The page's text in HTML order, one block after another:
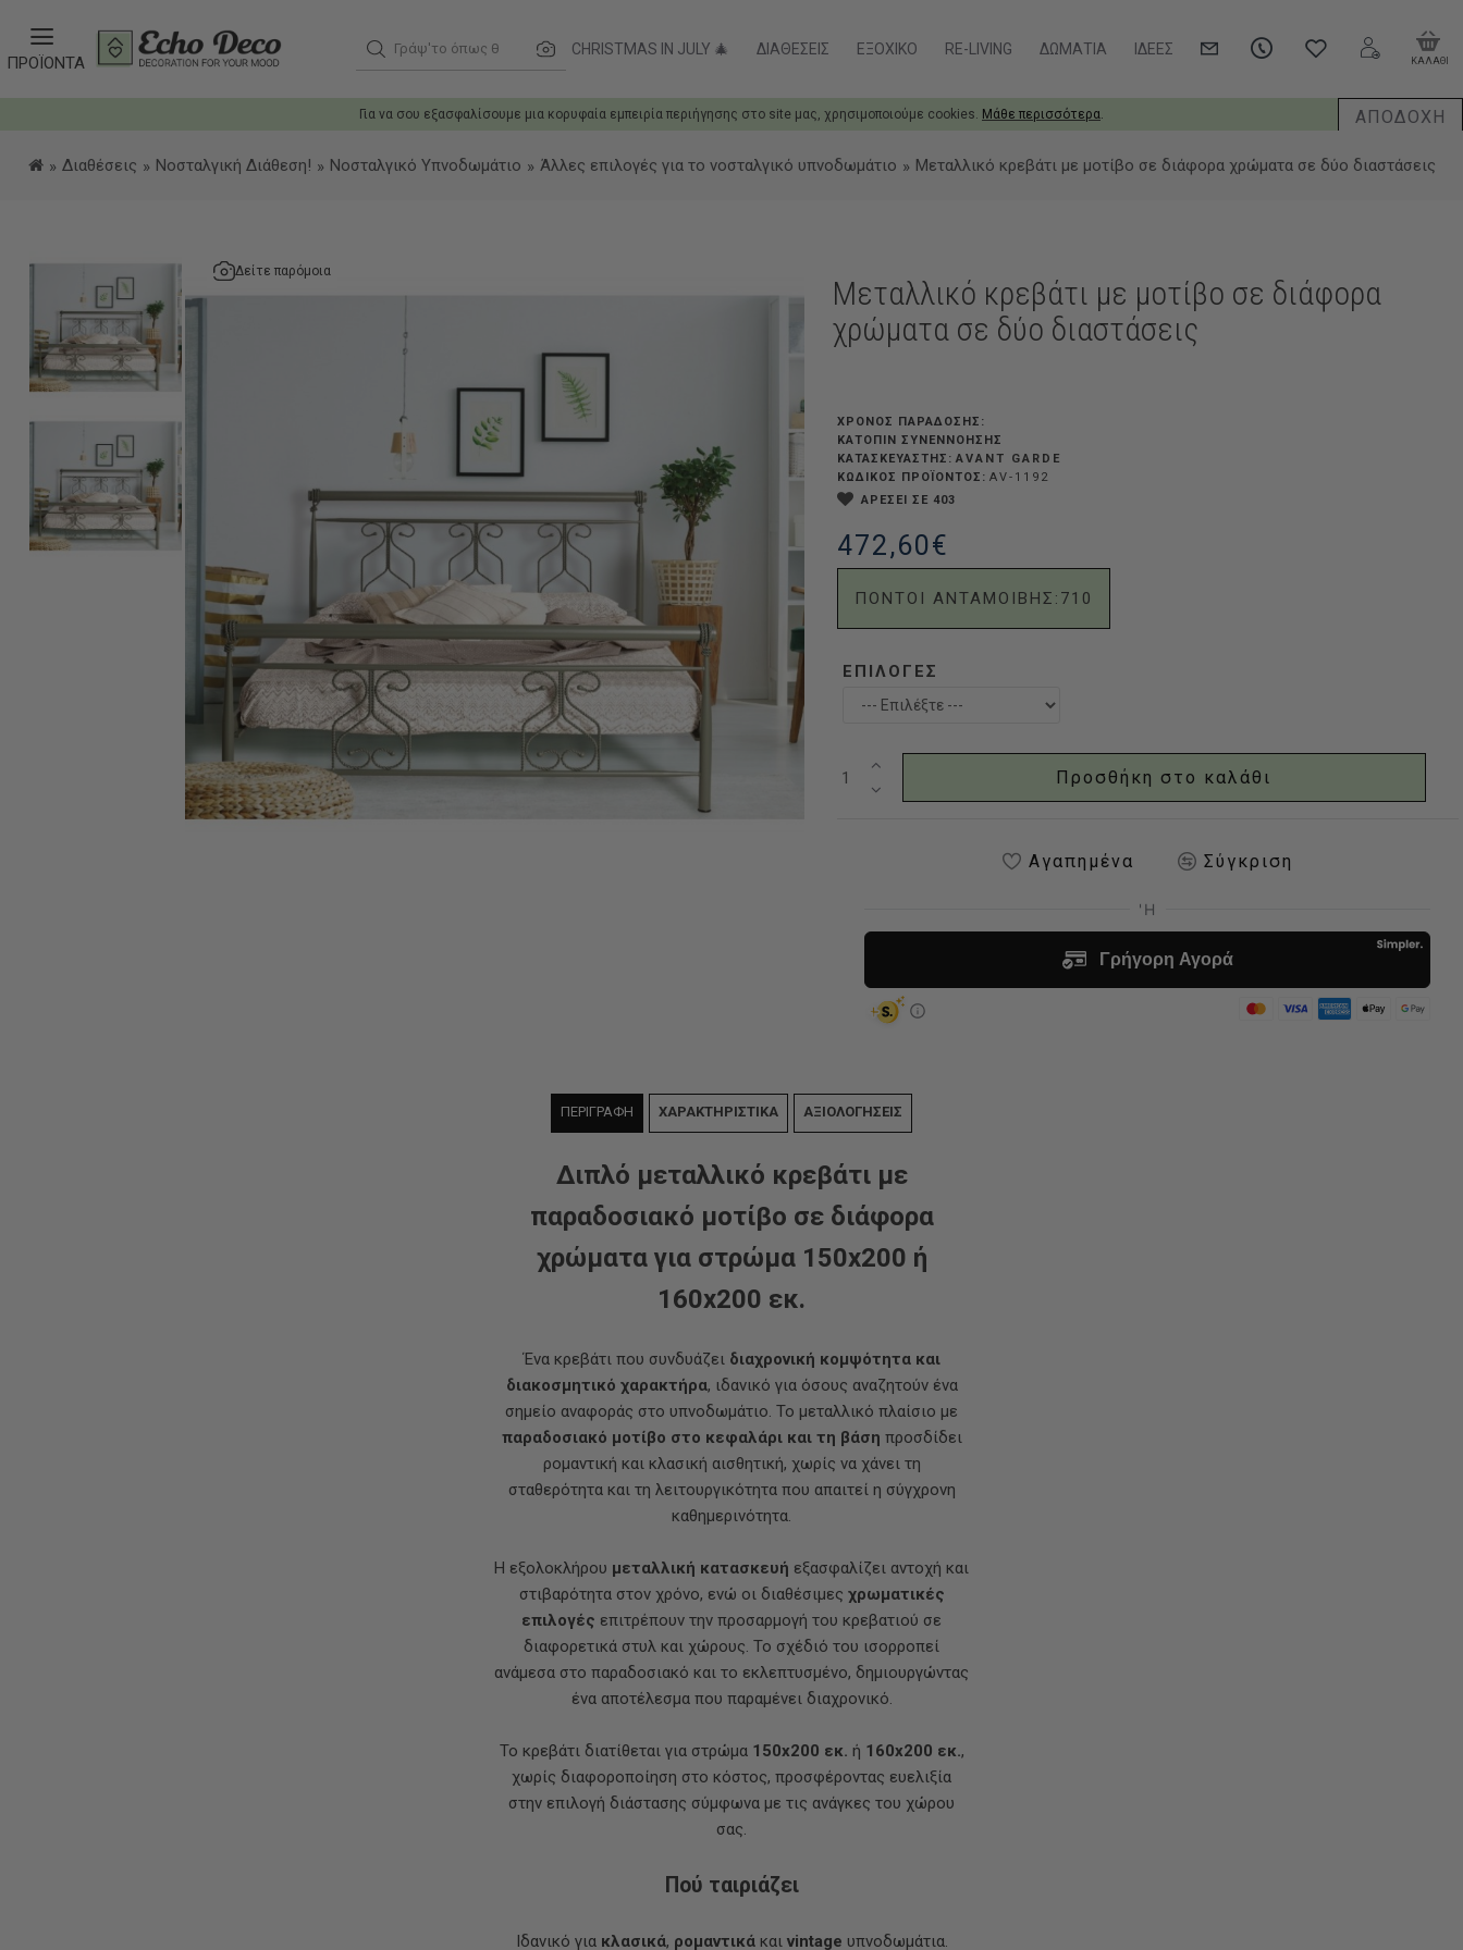
Για να σου εξασφαλίσουμε μια κορυφαία εμπειρία περιήγησης στο site μας, χρησιμοποιούμε cookies. Μάθε περισσότερα. ΑΠΟΔΟΧΗ
ΠΡΟΪΟΝΤΑ
Γράψ'το όπως θες.... CHRISTMAS IN JULY 🎄 ΔΙΑΘΈΣΕΙΣ ΕΞΟΧΙΚΌ RE-LIVING ΔΩΜΆΤΙΑ ΙΔΈΕΣ
ΚΑΛΑΘΙ
Διαθέσεις Νοσταλγική Διάθεση! Νοσταλγικό Υπνοδωμάτιο Άλλες επιλογές για το νοσταλγικό υπνοδωμάτιο Μεταλλικό κρεβάτι με μοτίβο σε διάφορα χρώματα σε δύο διαστάσεις
Δείτε παρόμοια
Μεταλλικό κρεβάτι με μοτίβο σε διάφορα
χρώματα σε δύο διαστάσεις
472,60€
ΠΟΝΤΟΙ ΑΝΤΑΜΟΙΒΗΣ: 710
ΧΡΟΝΟΣ ΠΑΡΑΔΟΣΗΣ:
ΚΑΤΌΠΙΝ ΣΥΝΕΝΝΌΗΣΗΣ
ΚΑΤΑΣΚΕΥΑΣΤΗΣ: AVANT GARDE
ΚΩΔΙΚΟΣ ΠΡΟΪΟΝΤΟΣ: AV-1192
ΑΡΕΣΕΙ ΣΕ 403
ΕΠΙΛΟΓΈΣ
Προσθήκη στο καλάθι
Αγαπημένα Σύγκριση
ΠΕΡΙΓΡΑΦΗ ΧΑΡΑΚΤΗΡΙΣΤΙΚΑ ΑΞΙΟΛΟΓΗΣΕΙΣ
Διπλό μεταλλικό κρεβάτι με
παραδοσιακό μοτίβο σε διάφορα
χρώματα για στρώμα 150x200 ή
160x200 εκ.
Ένα κρεβάτι που συνδυάζει διαχρονική κομψότητα και
διακοσμητικό χαρακτήρα, ιδανικό για όσους αναζητούν ένα
σημείο αναφοράς στο υπνοδωμάτιο. Το μεταλλικό πλαίσιο με
παραδοσιακό μοτίβο στο κεφαλάρι και τη βάση προσδίδει
ρομαντική και κλασική αισθητική, χωρίς να χάνει τη
σταθερότητα και τη λειτουργικότητα που απαιτεί η σύγχρονη
καθημερινότητα.
Η εξολοκλήρου μεταλλική κατασκευή εξασφαλίζει αντοχή και
στιβαρότητα στον χρόνο, ενώ οι διαθέσιμες χρωματικές
επιλογές επιτρέπουν την προσαρμογή του κρεβατιού σε
διαφορετικά στυλ και χώρους. Το σχέδιό του ισορροπεί
ανάμεσα στο παραδοσιακό και το εκλεπτυσμένο, δημιουργώντας
ένα αποτέλεσμα που παραμένει διαχρονικό.
Το κρεβάτι διατίθεται για στρώμα 150x200 εκ. ή 160x200 εκ.,
χωρίς διαφοροποίηση στο κόστος, προσφέροντας ευελιξία
στην επιλογή διάστασης σύμφωνα με τις ανάγκες του χώρου
σας.
Πού ταιριάζει
Ιδανικό για κλασικά, ρομαντικάκαι vintage υπνοδωμάτια.